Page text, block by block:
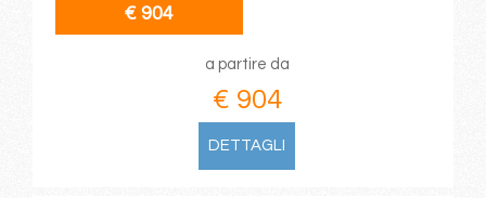
€ 904
a partire da
€ 904
DETTAGLI